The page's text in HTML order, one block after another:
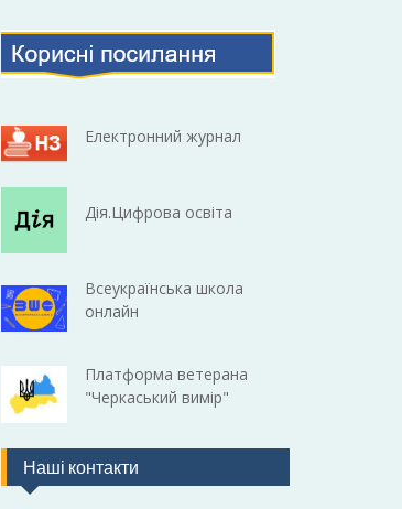
Електронний журнал
Дія.Цифрова освіта
Всеукраїнська школа
онлайн
Платформа ветерана
"Черкаський вимір"
Наші контакти